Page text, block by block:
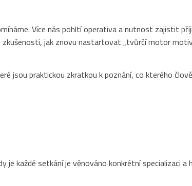
Více nás pohltí operativa a nutnost zajistit
jak znovu nastartovat „tvůrčí motor
jsou praktickou zkratkou k poznání, co kterého
každé setkání je věnováno konkrétní specializaci a